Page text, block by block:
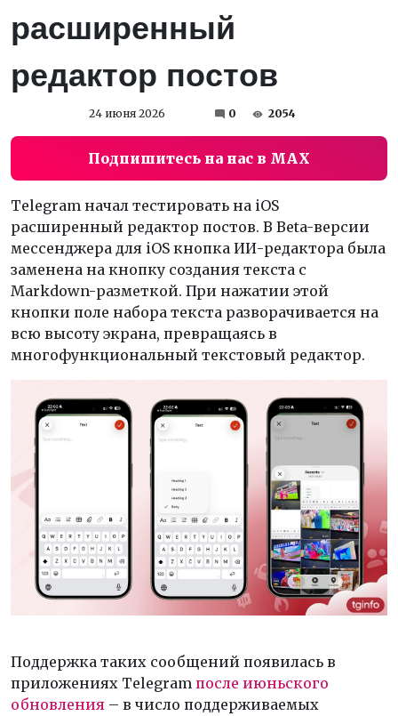
расширенный
редактор постов
24 июня 2026 0 2054
Подпишитесь на нас в MAX
Telegram начал тестировать на iOS
расширенный редактор постов. В Beta-версии
мессенджера для iOS кнопка ИИ-редактора была
заменена на кнопку создания текста с
Markdown-разметкой. При нажатии этой
кнопки поле набора текста разворачивается на
всю высоту экрана, превращаясь в
многофункциональный текстовый редактор.
Поддержка таких сообщений появилась в
приложениях Telegram после июньского
обновления – в число поддерживаемых